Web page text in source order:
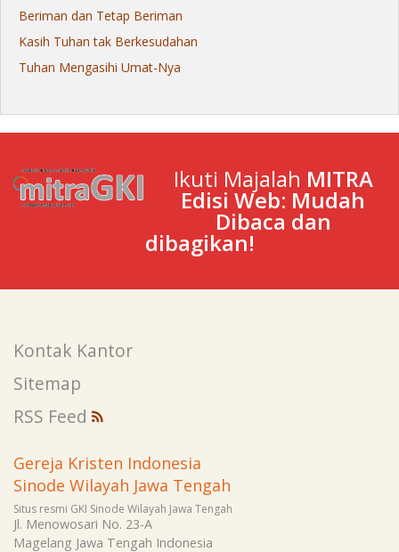
Beriman dan Tetap Beriman
Kasih Tuhan tak Berkesudahan
Tuhan Mengasihi Umat-Nya
Ikuti Majalah MITRA
Edisi Web: Mudah
Dibaca dan
dibagikan!
Kontak Kantor
Sitemap
RSS Feed
Gereja Kristen Indonesia
Sinode Wilayah Jawa Tengah
Situs resmi GKI Sinode Wilayah Jawa Tengah
Jl. Menowosari No. 23-A
Magelang Jawa Tengah Indonesia